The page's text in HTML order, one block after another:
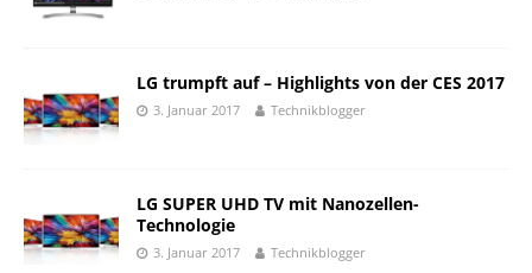
LG trumpft auf – Highlights von der CES 2017
3. Januar 2017 Technikblogger
LG SUPER UHD TV mit Nanozellen-
Technologie
3. Januar 2017 Technikblogger